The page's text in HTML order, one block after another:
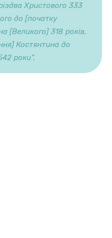
Христового 333
до [початку
[Великого] 318 років,
Костянтина до
роки”.